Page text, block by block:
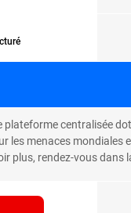
centralisée
les menaces mondiales
plus, rendez-vous dans